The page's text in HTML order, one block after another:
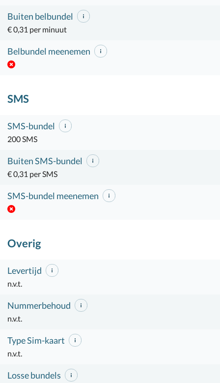
Buiten belbundel
€ 0,31 per minuut
Belbundel meenemen
SMS
SMS-bundel
200 SMS
Buiten SMS-bundel
€ 0,31 per SMS
SMS-bundel meenemen
Overig
Levertijd
n.v.t.
Nummerbehoud
n.v.t.
Type Sim-kaart
n.v.t.
Losse bundels